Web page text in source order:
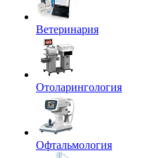
Ветеринария
Отоларингология
Офтальмология